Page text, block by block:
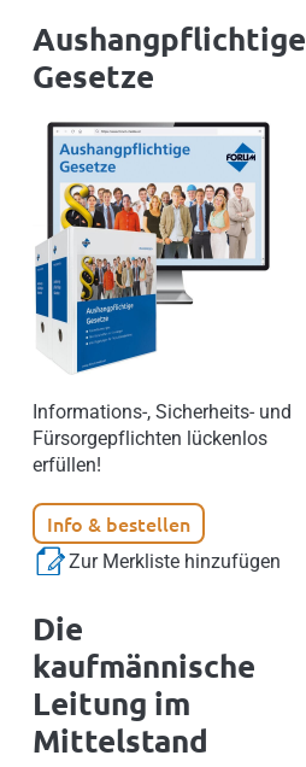
Aushangpflichtige
Gesetze
Informations-, Sicherheits- und
Fürsorgepflichten lückenlos
erfüllen!
Info & bestellen
Zur Merkliste hinzufügen
Die
kaufmännische
Leitung im
Mittelstand